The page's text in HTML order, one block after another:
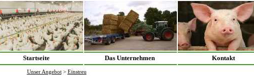
Startseite Das Unternehmen Kontakt
Unser Angebot > Einstreu